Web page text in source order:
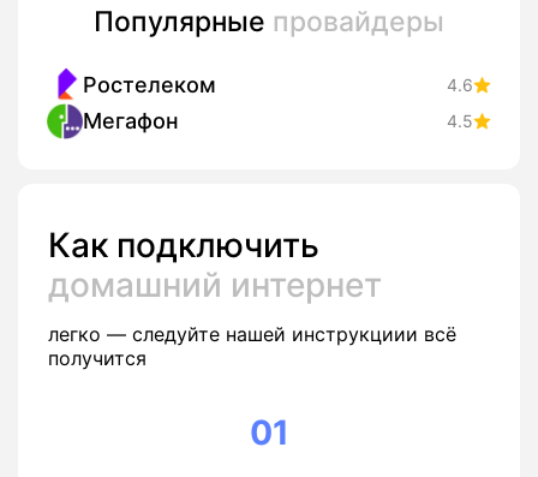
Популярные провайдеры
Ростелеком 4.6
Мегафон 4.5
Как подключить
домашний интернет
легко — следуйте нашей инструкциии всё
получится
01